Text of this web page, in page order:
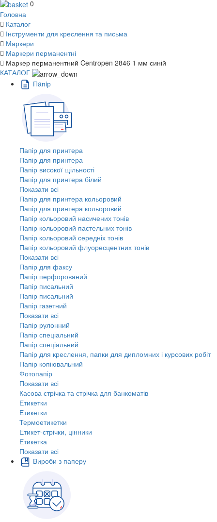
0
Головна
Каталог
Інструменти для креслення та письма
Маркери
Маркери перманентні
Маркер перманентний Centropen 2846 1 мм синій
КАТАЛОГ
Пaпiр
Папір для принтера
Папір для принтера
Папір високої щільності
Папір для принтера білий
Показати всі
Папір для принтера кольоровий
Папір для принтера кольоровий
Папір кольоровий насичених тонів
Папір кольоровий пастельних тонів
Папір кольоровий середніх тонів
Папір кольоровий флуоресцентних тонів
Показати всі
Папір для факсу
Папір перфорований
Папір писальний
Папір писальний
Папір газетний
Показати всі
Папір рулонний
Папір спеціальний
Папір спеціальний
Папір для креслення, папки для дипломних і курсових робіт
Папір копіювальний
Фотопапір
Показати всі
Касова стрічка та стрічка для банкоматів
Етикетки
Етикетки
Термоетикетки
Етикет-стрічки, цінники
Етикетка
Показати всі
Вироби з паперу